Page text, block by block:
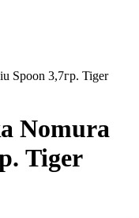
Spoon 3,7гр. Tiger
Nomura
Tiger